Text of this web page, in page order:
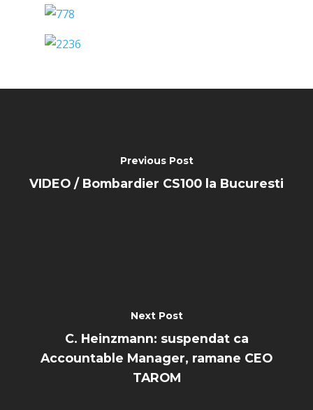
Previous Post
VIDEO / Bombardier CS100 la Bucuresti
Next Post
C. Heinzmann: suspendat ca
Accountable Manager, ramane CEO
TAROM